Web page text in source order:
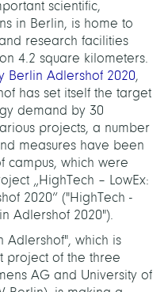
scientific,
in Berlin, is home to
research facilities
4.2 square kilometers.
Berlin Adlershof 2020,
has set itself the target
demand by 30
projects, a number
measures have been
campus, which were
„HighTech – LowEx:
2020“ ("HighTech -
Adlershof 2020").
Adlershof", which is
project of the three
AG and University of